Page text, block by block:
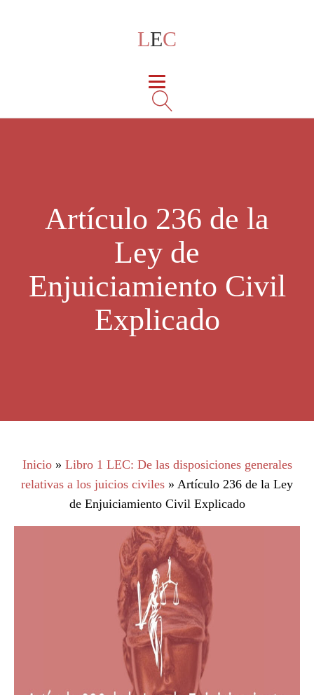
LEC
Artículo 236 de la
Ley de
Enjuiciamiento Civil
Explicado
Inicio» Libro 1 LEC: De las disposiciones generales
relativas a los juicios civiles » Artículo 236 de la Ley
de Enjuiciamiento Civil Explicado